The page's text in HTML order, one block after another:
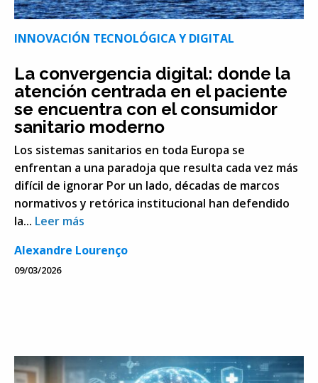
INNOVACIÓN TECNOLÓGICA Y DIGITAL
La convergencia digital: donde la
atención centrada en el paciente
se encuentra con el consumidor
sanitario moderno
Los sistemas sanitarios en toda Europa se
enfrentan a una paradoja que resulta cada vez más
difícil de ignorar Por un lado, décadas de marcos
normativos y retórica institucional han defendido
la... Leer más
Alexandre Lourenço
09/03/2026